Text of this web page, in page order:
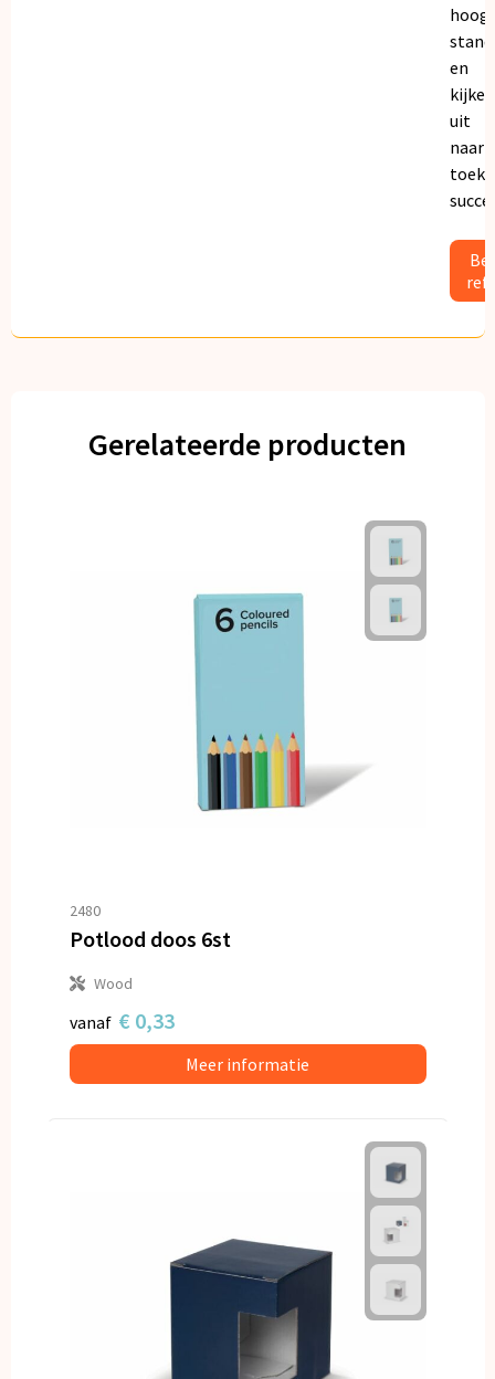
en
kijken
uit
naar
Gerelateerde producten
2480
Potlood doos 6st
Wood
vanaf € 0,33
Meer informatie